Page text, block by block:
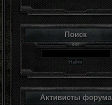
Поиск
Активисты форума